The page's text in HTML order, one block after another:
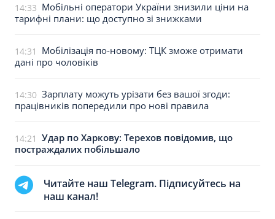
14:33 Мобільні оператори України знизили ціни на
тарифні плани: що доступно зі знижками
14:31
Мобілізація по-новому: ТЦК зможе отримати
дані про чоловіків
14:30 Зарплату можуть урізати без вашої згоди:
працівників попередили про нові правила
14:21 Удар по Харкову: Терехов повідомив, що
постраждалих побільшало
Читайте наш Telegram. Підписуйтесь на
наш канал!